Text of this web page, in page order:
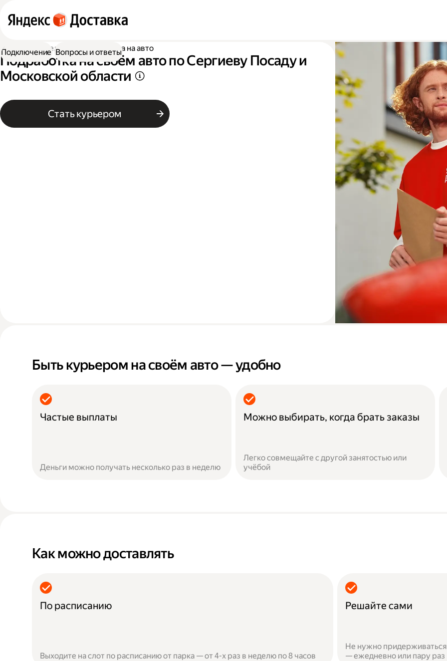
Работа водителем Подработка на авто
Подработка на своём авто по Сергиеву Посаду и
Московской области
Стать курьером
Подключение Вопросы и ответы
Быть курьером на своём авто — удобно
Частые выплаты
Деньги можно получать несколько раз в неделю
Можно выбирать, когда брать заказы
Легко совмещайте с другой занятостью или
учёбой
Как можно доставлять
По расписанию
Выходите на слот по расписанию от парка — от 4-х раз в неделю по 8 часов
Решайте сами
Не нужно придерживаться
— ежедневно или пару